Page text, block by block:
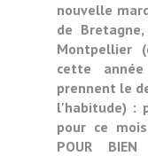
nouvelle
de
Montpellier
cette
prennent le
l'habitude) :
pour ce
POUR